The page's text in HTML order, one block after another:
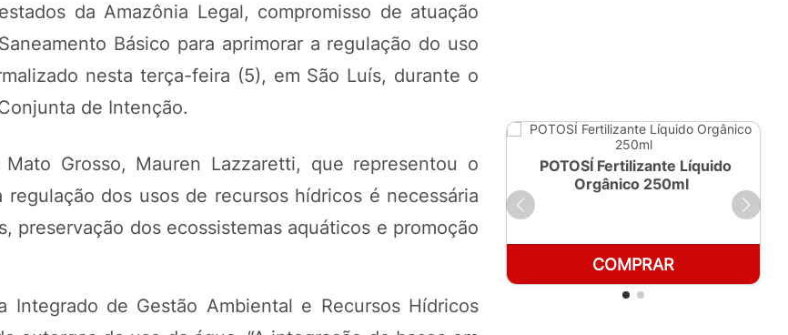
da Amazônia Legal, compromisso de atuação
Básico para aprimorar a regulação do uso
nesta terça-feira (5), em São Luís, durante o
de Intenção.
Grosso, Mauren Lazzaretti, que representou o
dos usos de recursos hídricos é necessária
preservação dos ecossistemas aquáticos e promoção
de Gestão Ambiental e Recursos Hídricos
POTOSÍ Fertilizante Líquido
Orgânico 250ml
POTOSÍ Fertilizante Líquido
Orgânico 1 LT
COMPRAR